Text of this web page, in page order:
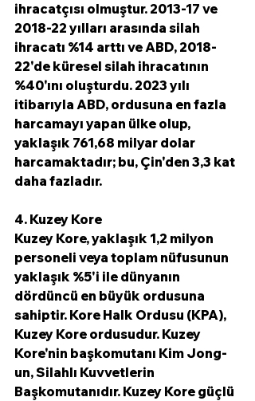
ihracatçısı olmuştur. 2013-17 ve
2018-22 yılları arasında silah
ihracatı %14 arttı ve ABD, 2018-
22'de küresel silah ihracatının
%40'ını oluşturdu. 2023 yılı
itibarıyla ABD, ordusuna en fazla
harcamayı yapan ülke olup,
yaklaşık 761,68 milyar dolar
harcamaktadır; bu, Çin'den 3,3 kat
daha fazladır.
4. Kuzey Kore
Kuzey Kore, yaklaşık 1,2 milyon
personeli veya toplam nüfusunun
yaklaşık %5'i ile dünyanın
dördüncü en büyük ordusuna
sahiptir. Kore Halk Ordusu (KPA),
Kuzey Kore ordusudur. Kuzey
Kore'nin başkomutanı Kim Jong-
un, Silahlı Kuvvetlerin
Başkomutanıdır. Kuzey Kore güçlü